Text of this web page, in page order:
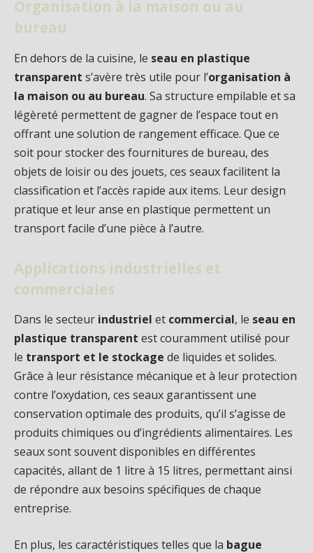
Organisation à la maison ou au
bureau
En dehors de la cuisine, le seau en plastique
transparent s’avère très utile pour l’organisation à
la maison ou au bureau. Sa structure empilable et sa
légèreté permettent de gagner de l’espace tout en
offrant une solution de rangement efficace. Que ce
soit pour stocker des fournitures de bureau, des
objets de loisir ou des jouets, ces seaux facilitent la
classification et l’accès rapide aux items. Leur design
pratique et leur anse en plastique permettent un
transport facile d’une pièce à l’autre.
Applications industrielles et
commerciales
Dans le secteur industriel et commercial, le seau en
plastique transparent est couramment utilisé pour
le transport et le stockage de liquides et solides.
Grâce à leur résistance mécanique et à leur protection
contre l’oxydation, ces seaux garantissent une
conservation optimale des produits, qu’il s’agisse de
produits chimiques ou d’ingrédients alimentaires. Les
seaux sont souvent disponibles en différentes
capacités, allant de 1 litre à 15 litres, permettant ainsi
de répondre aux besoins spécifiques de chaque
entreprise.
En plus, les caractéristiques telles que la bague